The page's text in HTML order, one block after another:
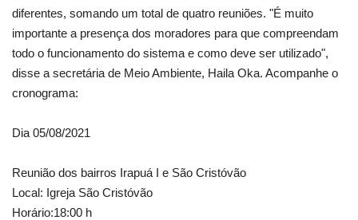
diferentes, somando um total de quatro reuniões. "É muito
importante a presença dos moradores para que compreendam
todo o funcionamento do sistema e como deve ser utilizado",
disse a secretária de Meio Ambiente, Haila Oka. Acompanhe o
cronograma:
Dia 05/08/2021
Reunião dos bairros Irapuá I e São Cristóvão
Local: Igreja São Cristóvão
Horário:18:00 h